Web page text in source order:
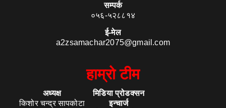
सम्पर्क
०५६-५२८८१४
ई-मेल
a2zsamachar2075@gmail.com
हाम्रो टीम
अध्यक्ष
किशोर चन्द्र सापकोटा
मिडिया प्रोडक्सन
इन्चार्ज